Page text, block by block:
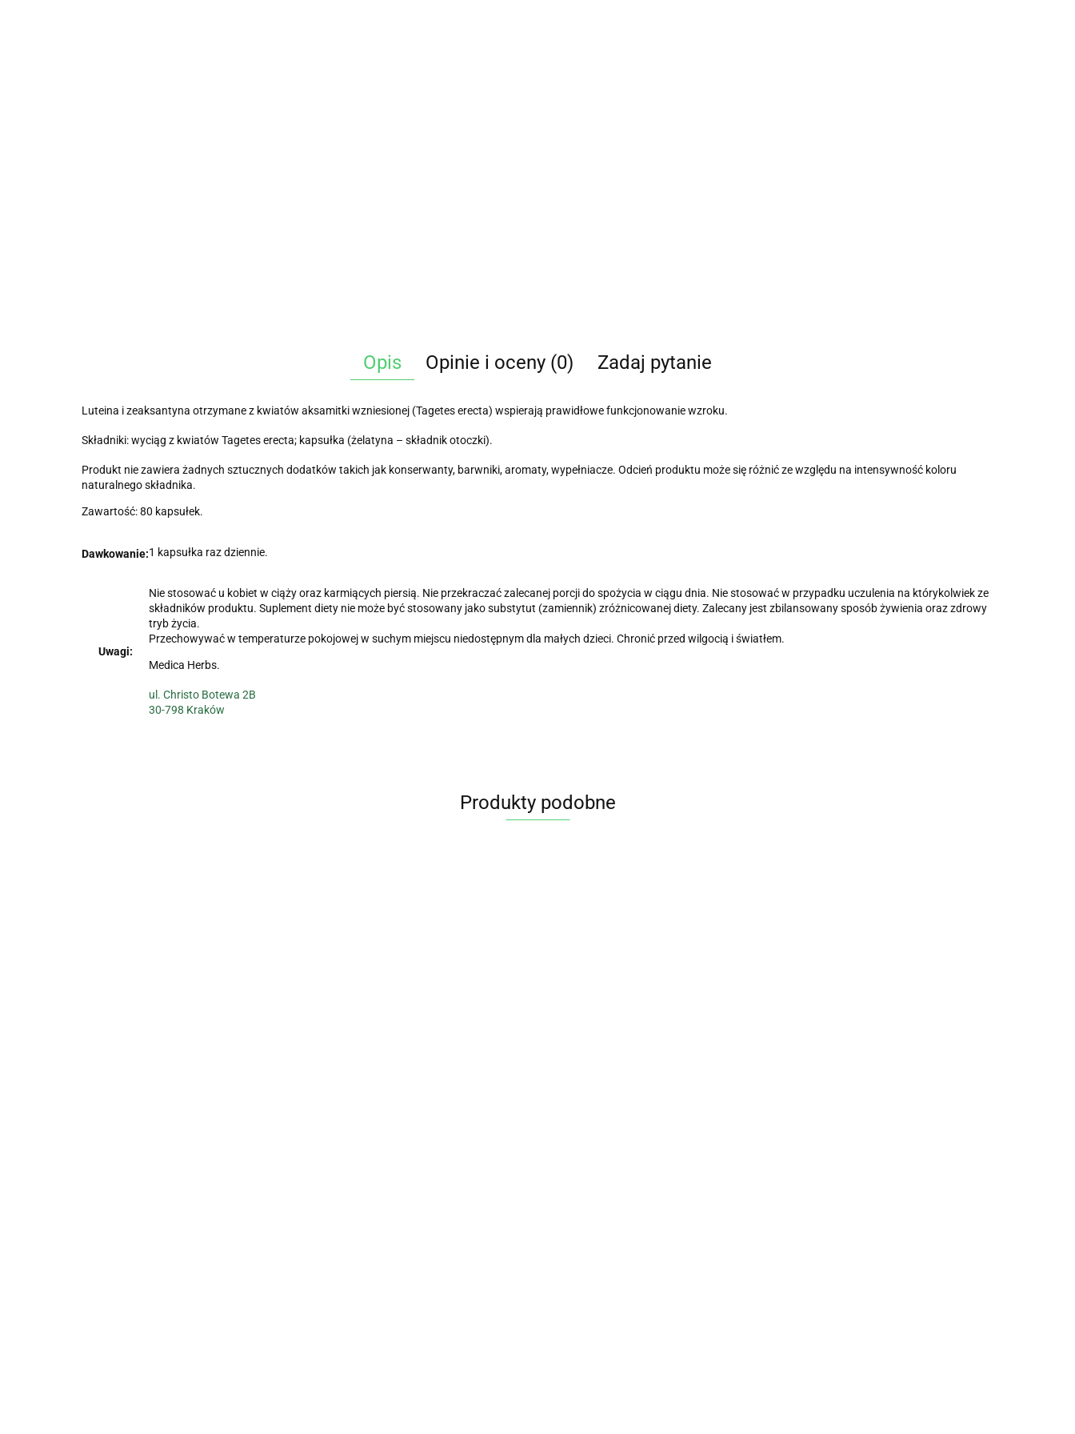
Opis Opinie i oceny (0) Zadaj pytanie
Luteina i zeaksantyna otrzymane z kwiatów aksamitki wzniesionej (Tagetes erecta) wspierają prawidłowe funkcjonowanie wzroku.
Składniki: wyciąg z kwiatów Tagetes erecta; kapsułka (żelatyna – składnik otoczki).
Produkt nie zawiera żadnych sztucznych dodatków takich jak konserwanty, barwniki, aromaty, wypełniacze. Odcień produktu może się różnić ze względu na intensywność koloru
naturalnego składnika.
Zawartość: 80 kapsułek.
Dawkowanie:1 kapsułka raz dziennie.
Uwagi:
Nie stosować u kobiet w ciąży oraz karmiących piersią. Nie przekraczać zalecanej porcji do spożycia w ciągu dnia. Nie stosować w przypadku uczulenia na którykolwiek ze
składników produktu. Suplement diety nie może być stosowany jako substytut (zamiennik) zróżnicowanej diety. Zalecany jest zbilansowany sposób żywienia oraz zdrowy
tryb życia.
Przechowywać w temperaturze pokojowej w suchym miejscu niedostępnym dla małych dzieci. Chronić przed wilgocią i światłem.
Medica Herbs.
ul. Christo Botewa 2B
30-798 Kraków
Produkty podobne